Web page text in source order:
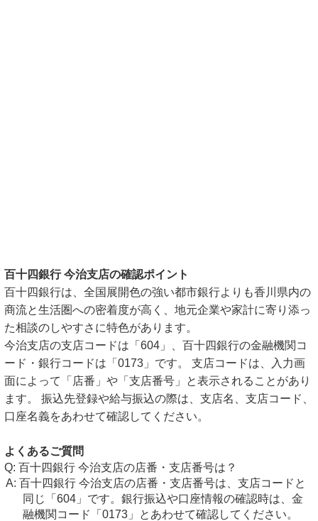
百十四銀行 今治支店の確認ポイント
百十四銀行は、全国展開色の強い都市銀行よりも香川県内の
商流と生活圏への密着度が高く、地元企業や家計に寄り添っ
た相談のしやすさに特色があります。
今治支店の支店コードは「604」、百十四銀行の金融機関コ
ード・銀行コードは「0173」です。 支店コードは、入力画
面によって「店番」や「支店番号」と表示されることがあり
ます。 振込先登録や給与振込の際は、支店名、支店コード、
口座名義をあわせて確認してください。
よくあるご質問
百十四銀行 今治支店の店番・支店番号は？
百十四銀行 今治支店の店番・支店番号は、支店コードと
同じ「604」です。銀行振込や口座情報の確認時は、金
融機関コード「0173」とあわせて確認してください。